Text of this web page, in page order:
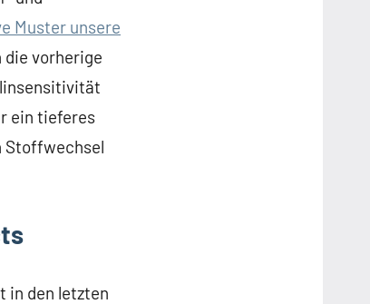
Muster unsere
die vorherige
ein tieferes
Stoffwechsel
in den letzten